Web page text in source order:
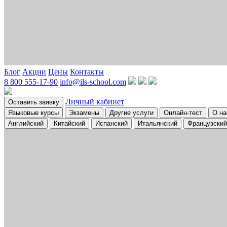
Блог Акции Цены Контакты
8 800 555-17-90 info@ils-school.com
Оставить заявку Личный кабинет
Языковые курсы Экзамены Другие услуги Онлайн-тест
О
Английский
Китайский Испанский Итальянский Французский